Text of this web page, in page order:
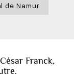
de Namur
Franck,